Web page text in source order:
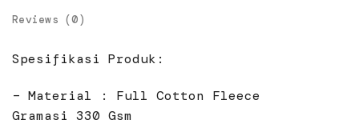
Reviews (0)
Spesifikasi Produk:
– Material : Full Cotton Fleece
Gramasi 330 Gsm